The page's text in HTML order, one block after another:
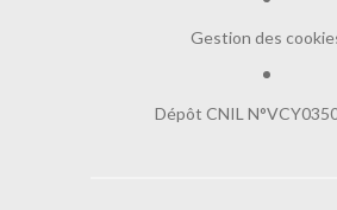
Gestion des
Dépôt CNIL